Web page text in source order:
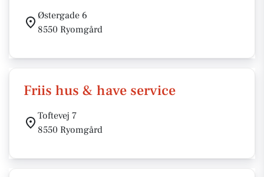
Østergade 6
8550 Ryomgård
Friis hus & have service
Toftevej 7
8550 Ryomgård